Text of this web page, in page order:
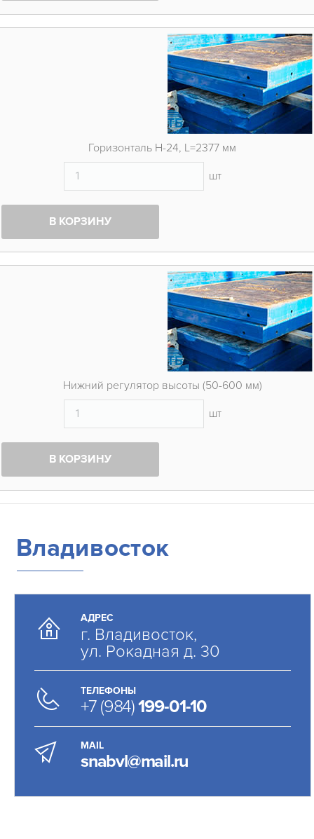
Горизонталь H-24, L=2377 мм
шт
В КОРЗИНУ
Нижний регулятор высоты (50-600 мм)
шт
В КОРЗИНУ
Владивосток
АДРЕС
г. Владивосток,
ул. Рокадная д. 30
ТЕЛЕФОНЫ
+7 (984)199-01-10
MAIL
snabvl@mail.ru